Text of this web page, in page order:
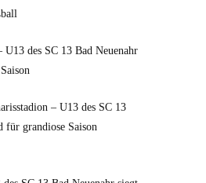
U13 des SC 13 Bad Neuenahr
– U13 des SC 13
für grandiose Saison